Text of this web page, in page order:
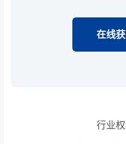
在线
行业